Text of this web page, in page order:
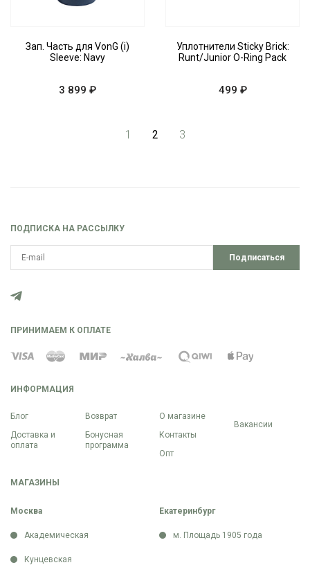
Зап. Часть для VonG (i)
Sleeve: Navy
3 899 ₽
Уплотнители Sticky Brick:
Runt/Junior O-Ring Pack
499 ₽
1 2 3
ИНФОРМАЦИЯ
Блог
Доставка и
оплата
Возврат
Бонусная
программа
О магазине
Контакты
Опт
Вакансии
МАГАЗИНЫ
Москва
Академическая
Кунцевская
Екатеринбург
м. Площадь 1905 года
ПОДПИСКА НА РАССЫЛКУ
Подписаться
ПРИНИМАЕМ К ОПЛАТЕ